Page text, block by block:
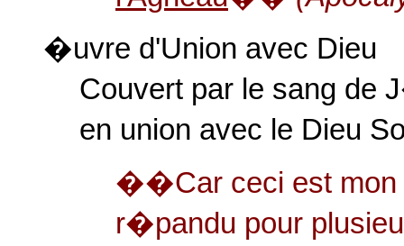
�uvre d'Union avec Dieu
Couvert par le sang
en union avec le Dieu
��Car ceci est
r�pandu pour